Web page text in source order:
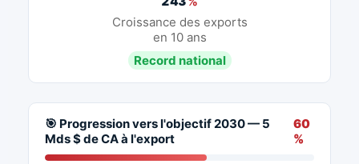
Croissance des exports
en 10 ans
Record national
🎯 Progression vers l'objectif 2030 — 5
Mds $ de CA à l'export
60
%